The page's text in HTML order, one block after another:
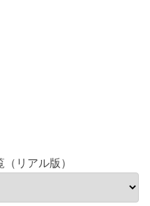
リアル版）